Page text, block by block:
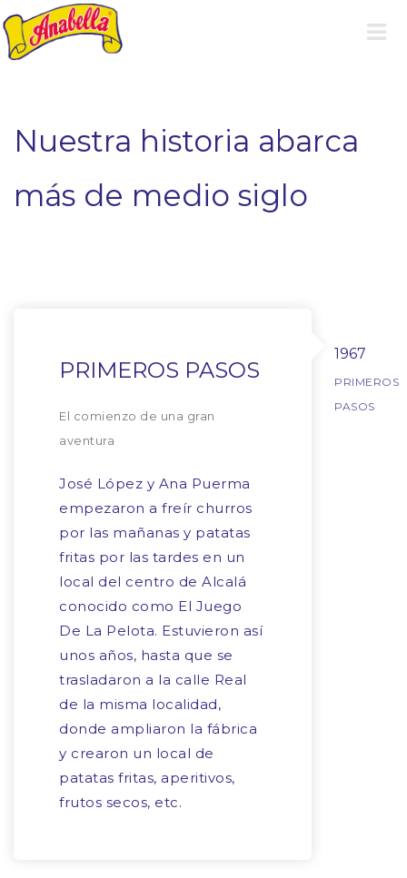
Nuestra historia abarca
más de medio siglo
1967
PRIMEROS
PASOS
PRIMEROS PASOS
El comienzo de una gran
aventura
José López y Ana Puerma
empezaron a freír churros
por las mañanas y patatas
fritas por las tardes en un
local del centro de Alcalá
conocido como El Juego
De La Pelota. Estuvieron así
unos años, hasta que se
trasladaron a la calle Real
de la misma localidad,
donde ampliaron la fábrica
y crearon un local de
patatas fritas, aperitivos,
frutos secos, etc.